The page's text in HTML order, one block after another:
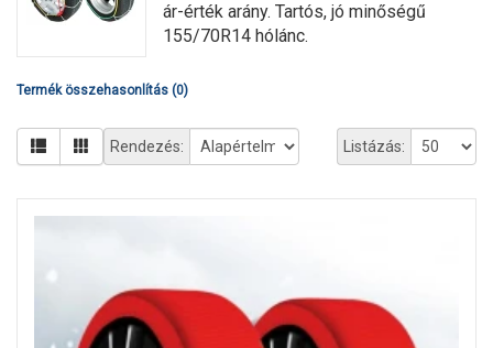
ár-érték arány. Tartós, jó minőségű
155/70R14 hólánc.
Termék összehasonlítás (0)
Listázás:
Rendezés: